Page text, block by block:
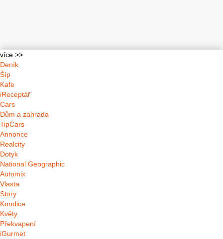
více >>
Deník
Šíp
Kafe
iReceptář
Cars
Dům a zahrada
TipCars
Annonce
Realcity
Dotyk
National Geographic
Automix
Vlasta
Story
Kondice
Květy
Překvapení
iGurmet